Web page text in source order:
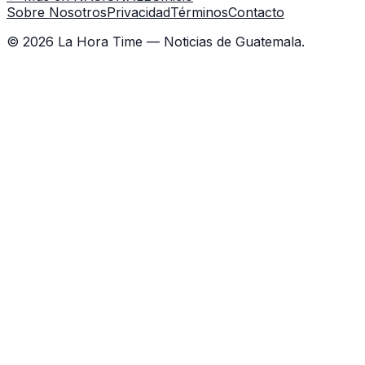
Sobre NosotrosPrivacidadTérminosContacto
© 2026 La Hora Time — Noticias de Guatemala.